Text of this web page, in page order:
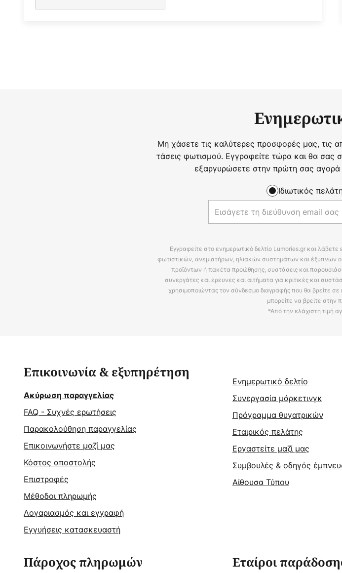
Μη χάσετε τις καλύτερες προσφορές μας, τις
τάσεις φωτισμού. Εγγραφείτε τώρα και θα σας
εξαργυρώσετε στην πρώτη σας
Ιδιωτικός
Εγγραφείτε στο ενημερωτικό δελτίο Lumories.gr και
φωτιστικών, ανεμιστήρων, ηλιακών συστημάτων και έξυπνων
προϊόντων ή πακέτα προώθησης, συστάσεις και
συνεργάτες και έρευνες και αιτήματα για κριτικές και
χρησιμοποιώντας τον σύνδεσμο διαγραφής που θα βρείτε
μπορείτε να βρείτε στην
*Από την ελάχιστη τιμή
Επικοινωνία & εξυπηρέτηση
Ακύρωση παραγγελίας
FAQ - Συχνές ερωτήσεις
Παρακολούθηση παραγγελίας
Επικοινωνήστε μαζί μας
Κόστος αποστολής
Επιστροφές
Μέθοδοι πληρωμής
Λογαριασμός και εγγραφή
Εγγυήσεις κατασκευαστή
Ενημερωτικό δελτίο
Συνεργασία μάρκετινγκ
Πρόγραμμα θυγατρικών
Εταιρικός πελάτης
Εργαστείτε μαζί μας
Συμβουλές & οδηγός
Αίθουσα Τύπου
Πάροχος πληρωμών Εταίροι